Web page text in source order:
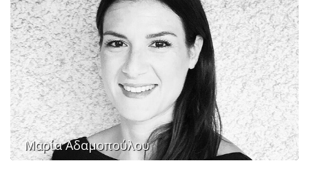
Μαρία Αδαμοπούλου